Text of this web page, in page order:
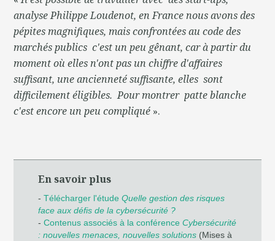
analyse Philippe Loudenot, en France nous avons des
pépites magnifiques, mais confrontées au code des
marchés publics c'est un peu gênant, car à partir du
moment où elles n'ont pas un chiffre d'affaires
suffisant, une ancienneté suffisante, elles sont
difficilement éligibles. Pour montrer patte blanche
c'est encore un peu compliqué ».
En savoir plus
-Télécharger l'étudeQuelle gestion des risques
face aux défis de la cybersécurité ?
-Contenus associés à la conférenceCybersécurité
: nouvelles menaces, nouvelles solutions (Mises à